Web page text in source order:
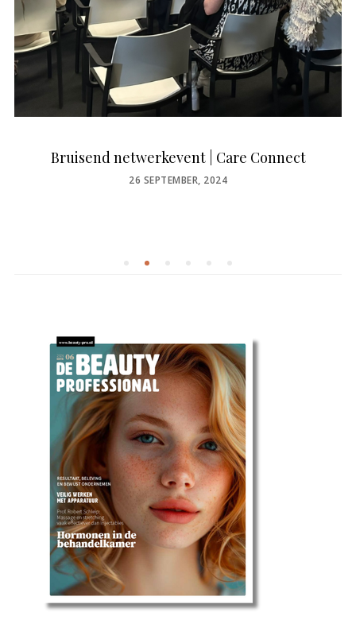
Bruisend netwerkevent | Care Connect
POSTED
26 SEPTEMBER, 2024